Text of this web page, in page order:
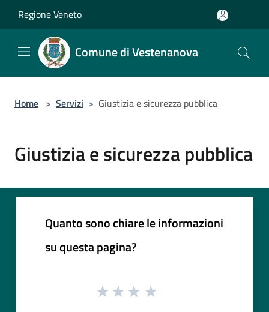
Regione Veneto
Comune di Vestenanova
Home > Servizi > Giustizia e sicurezza pubblica
Giustizia e sicurezza pubblica
Quanto sono chiare le informazioni
su questa pagina?